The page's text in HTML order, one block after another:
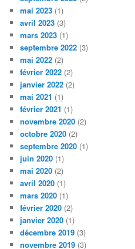
mai 2023 (1)
avril 2023 (3)
mars 2023 (1)
septembre 2022 (3)
mai 2022 (2)
février 2022 (2)
janvier 2022 (2)
mai 2021 (1)
février 2021 (1)
novembre 2020 (2)
octobre 2020 (2)
septembre 2020 (1)
juin 2020 (1)
mai 2020 (2)
avril 2020 (1)
mars 2020 (1)
février 2020 (2)
janvier 2020 (1)
décembre 2019 (3)
novembre 2019 (3)